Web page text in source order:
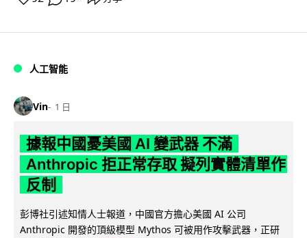
人工智能
Vin 1 日
據報中國憂美國 AI 變武器 不滿
Anthropic 拒正常存取 擬列實體清單作
反制
彭博社引述知情人士報道，中國官方擔心美國 AI 公司
Anthropic 開發的頂級模型 Mythos 可被用作攻擊武器，正研